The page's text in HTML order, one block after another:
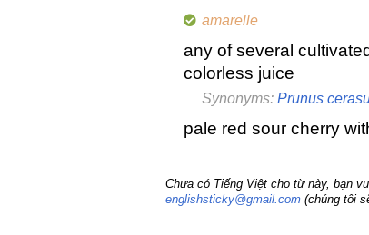
amarelle
any of several
colorless juice
Synonyms: Prunus
pale red sour cherry
Chưa có Tiếng Việt cho từ này, bạn
englishsticky@gmail.com (chúng tôi